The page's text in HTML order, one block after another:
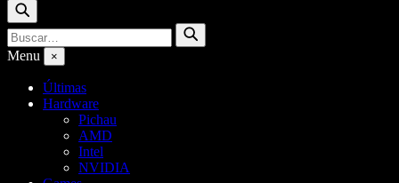
Buscar
Buscar
por:
Buscar
Menu ×
Últimas
Hardware
Pichau
AMD
Intel
NVIDIA